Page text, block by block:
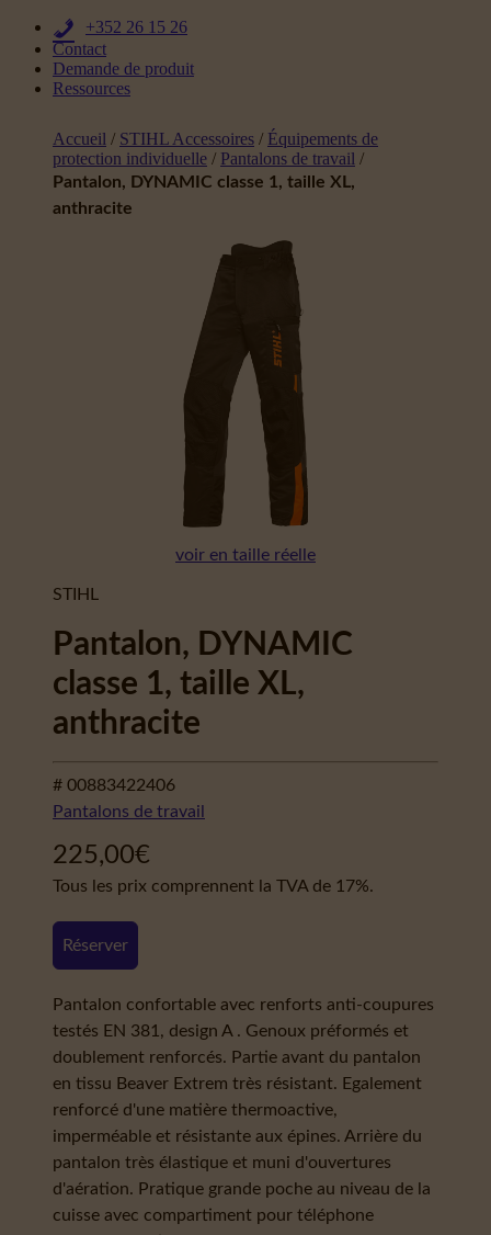
+352 26 15 26
Contact
Demande de produit
Ressources
Accueil / STIHL Accessoires / Équipements de
protection individuelle / Pantalons de travail /
Pantalon, DYNAMIC classe 1, taille XL,
anthracite
voir en taille réelle
STIHL
Pantalon, DYNAMIC
classe 1, taille XL,
anthracite
# 00883422406
Pantalons de travail
225,00€
Tous les prix comprennent la TVA de 17%.
Réserver
Pantalon confortable avec renforts anti-coupures
testés EN 381, design A . Genoux préformés et
doublement renforcés. Partie avant du pantalon
en tissu Beaver Extrem très résistant. Egalement
renforcé d'une matière thermoactive,
imperméable et résistante aux épines. Arrière du
pantalon très élastique et muni d'ouvertures
d'aération. Pratique grande poche au niveau de la
cuisse avec compartiment pour téléphone